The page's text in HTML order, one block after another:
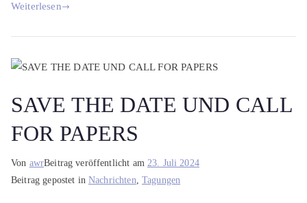
Weiterlesen
SAVE THE DATE UND CALL
FOR PAPERS
Von awrBeitrag veröffentlicht am 23. Juli 2024
Beitrag gepostet inNachrichten, Tagungen